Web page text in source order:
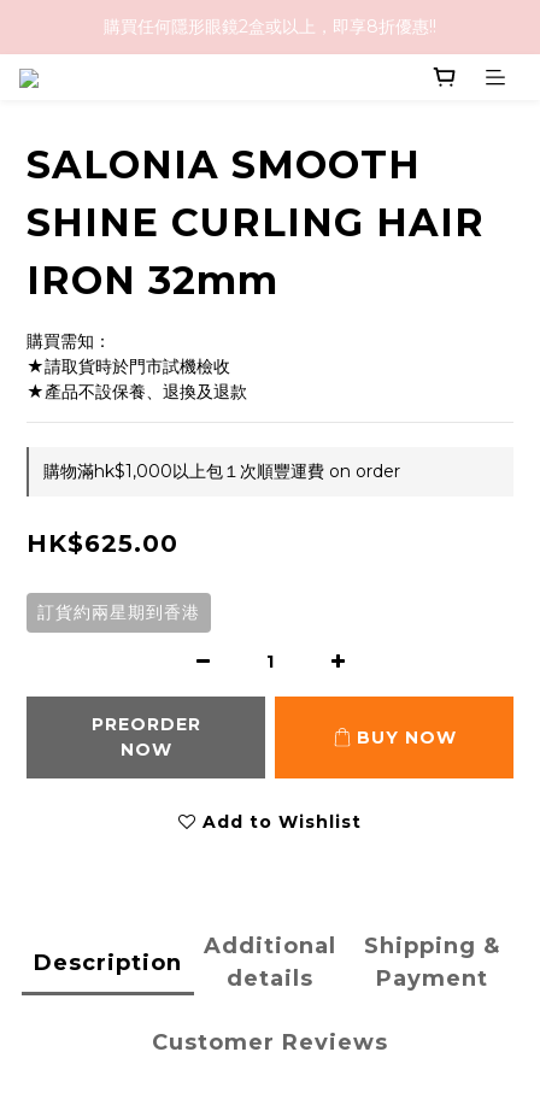
購物滿HK$1,000免順豐運費
購買任何隱形眼鏡2盒或以上，即享8折優惠!!
SALONIA SMOOTH
SHINE CURLING HAIR
IRON 32mm
購買需知：
★請取貨時於門市試機檢收
★產品不設保養、退換及退款
購物滿hk$1,000以上包１次順豐運費 on order
HK$625.00
訂貨約兩星期到香港
PREORDER
NOW
BUY NOW
Add to Wishlist
Description
Additional
details
Shipping &
Payment
Customer Reviews